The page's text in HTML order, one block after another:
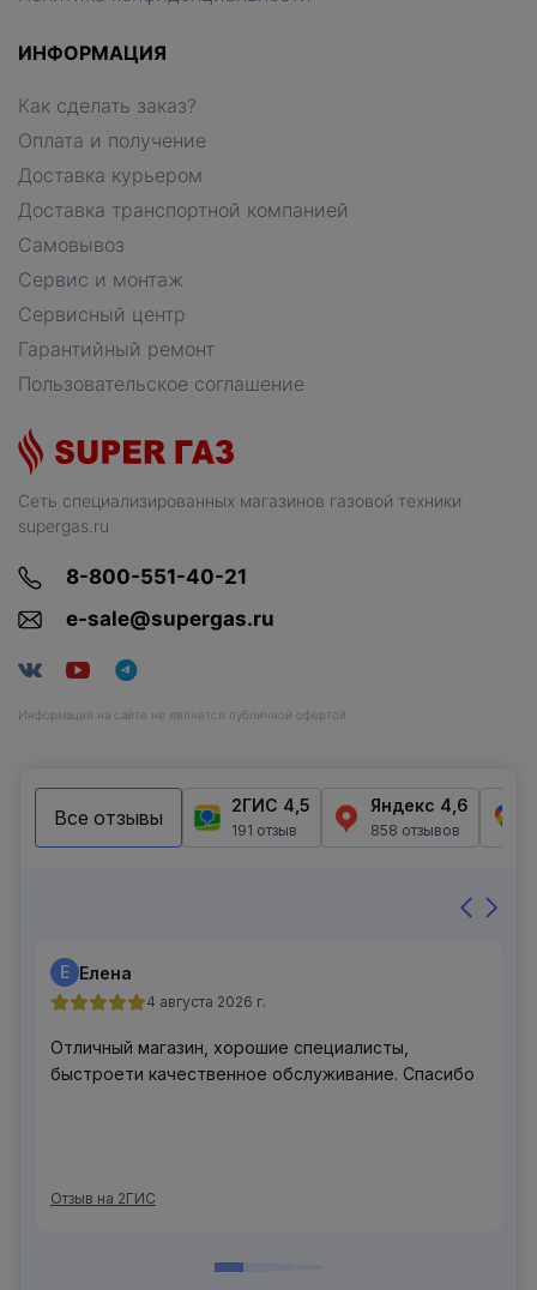
Сеть специализированных магазинов газовой техники
supergas.ru
8-800-551-40-21
e-sale@supergas.ru
Информация на сайте не является публичной офертой
ИНФОРМАЦИЯ
Как сделать заказ?
Оплата и получение
Доставка курьером
Доставка транспортной компанией
Самовывоз
Сервис и монтаж
Сервисный центр
Гарантийный ремонт
Пользовательское соглашение